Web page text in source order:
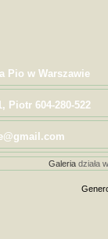
Pio w Warszawie
Piotr 604-280-522
Galeriadziała